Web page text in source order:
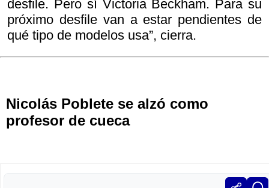
desfile. Pero sí Victoria Beckham. Para su
próximo desfile van a estar pendientes de
qué tipo de modelos usa”, cierra.
Nicolás Poblete se alzó como
profesor de cueca